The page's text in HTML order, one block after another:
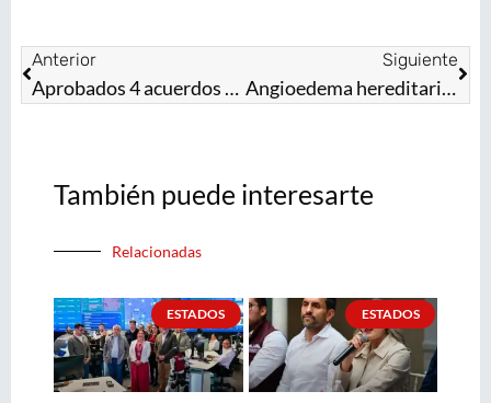
Anterior
Aprobados 4 acuerdos para levantar medidas de contención COVID-19: CSG
Siguiente
Angioedema hereditario una enfermedad rara potencialmente mortal
También puede interesarte
Relacionadas
ESTADOS ESTADOS